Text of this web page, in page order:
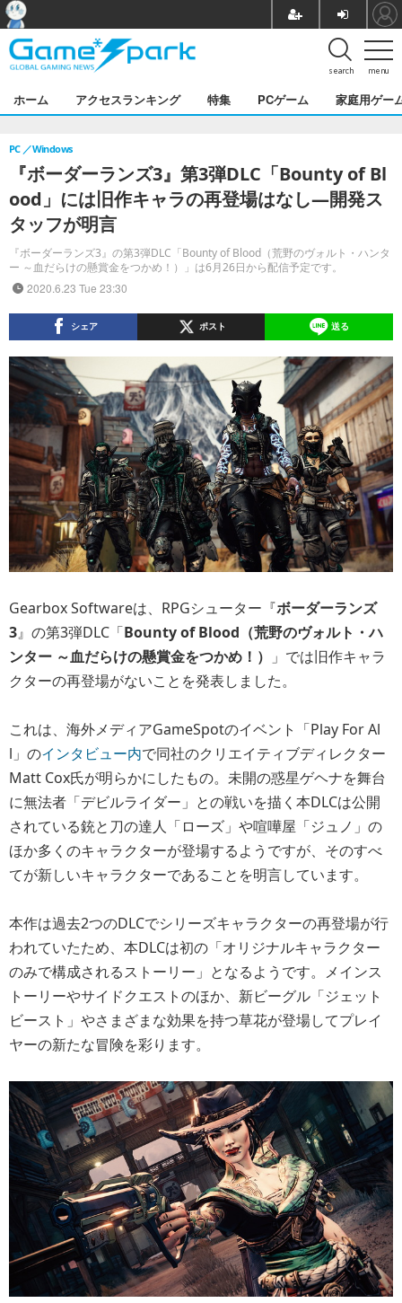
menu
search
ホーム アクセスランキング 特集 PCゲーム 家庭用ゲー
『ボーダーランズ3』第3弾DLC「Bounty of Bl
ood」には旧作キャラの再登場はなし―開発ス
タッフが明言
『ボーダーランズ3』の第3弾DLC「Bounty of Blood（荒野のヴォルト・ハンタ
ー ～血だらけの懸賞金をつかめ！）」は6月26日から配信予定です。
PC Windows
2020.6.23 Tue 23:30
シェア ポスト 送る
Gearbox Softwareは、RPGシューター『ボーダーランズ
3』の第3弾DLC「Bounty of Blood（荒野のヴォルト・ハ
ンター ～血だらけの懸賞金をつかめ！）
」では旧作キャラ
クターの再登場がないことを発表しました。
これは、海外メディアGameSpotのイベント「Play For Al
l」のインタビュー内で同社のクリエイティブディレクター
Matt Cox氏が明らかにしたもの。未開の惑星ゲヘナを舞台
に無法者「デビルライダー」との戦いを描く本DLCは公開
されている銃と刀の達人「ローズ」や喧嘩屋「ジュノ」の
ほか多くのキャラクターが登場するようですが、そのすべ
てが新しいキャラクターであることを明言しています。
本作は過去2つのDLCでシリーズキャラクターの再登場が行
われていたため、本DLCは初の「オリジナルキャラクター
のみで構成されるストーリー」となるようです。メインス
トーリーやサイドクエストのほか、新ビーグル「ジェット
ビースト」やさまざまな効果を持つ草花が登場してプレイ
ヤーの新たな冒険を彩ります。